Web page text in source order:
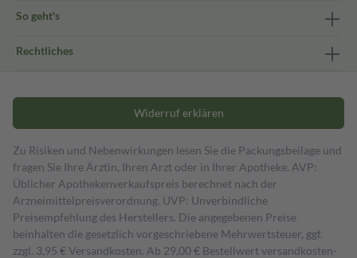
So geht's
Rechtliches
Widerruf erklären
Zu Risiken und Nebenwirkungen lesen Sie die Packungsbeilage und
fragen Sie Ihre Ärztin, Ihren Arzt oder in Ihrer Apotheke. AVP:
Üblicher Apothekenverkaufspreis berechnet nach der
Arzneimittelpreisverordnung. UVP: Unverbindliche
Preisempfehlung des Herstellers. Die angegebenen Preise
beinhalten die gesetzlich vorgeschriebene Mehrwertsteuer, ggf.
zzgl. 3,95 € Versandkosten. Ab 29,00 € Bestell­wert versand­kosten­